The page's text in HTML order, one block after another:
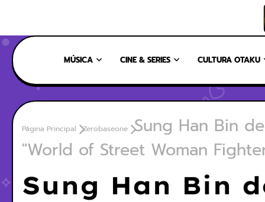
MÚSICA CINE & SERIES CULTURA OTAKU
Página Principal Zerobaseone
Sung Han Bin
"World of Street Woman
Sung Han Bin